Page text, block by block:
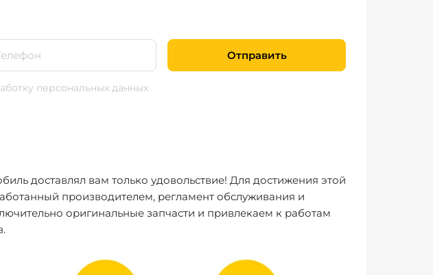
Отправить
персональных данных
доставлял вам только удовольствие! Для достижения этой
производителем, регламент обслуживания и
оригинальные запчасти и привлекаем к работам